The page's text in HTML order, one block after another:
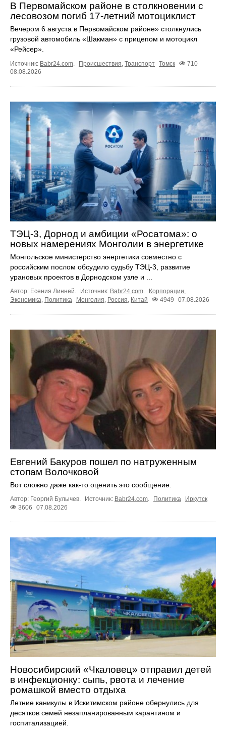
В Первомайском районе в столкновении с
лесовозом погиб 17-летний мотоциклист
Вечером 6 августа в Первомайском районе» столкнулись
грузовой автомобиль «Шакман» с прицепом и мотоцикл
«Рейсер».
Источник: Babr24.com. Происшествия, Транспорт Томск
710
08.08.2026
ТЭЦ-3, Дорнод и амбиции «Росатома»: о
новых намерениях Монголии в энергетике
Монгольское министерство энергетики совместно с
российским послом обсудило судьбу ТЭЦ‑3, развитие
урановых проектов в Дорнодском узле и ...
Автор: Есения Линней. Источник: Babr24.com. Корпорации,
Экономика, Политика Монголия, Россия, Китай 4949 07.08.2026
Евгений Бакуров пошел по натруженным
стопам Волочковой
Вот сложно даже как-то оценить это сообщение.
Автор: Георгий Булычев. Источник: Babr24.com Политика
Иркутск
3606
07.08.2026
Новосибирский «Чкаловец» отправил детей
в инфекционку: сыпь, рвота и лечение
ромашкой вместо отдыха
Летние каникулы в Искитимском районе обернулись для
десятков семей незапланированным карантином и
госпитализацией.